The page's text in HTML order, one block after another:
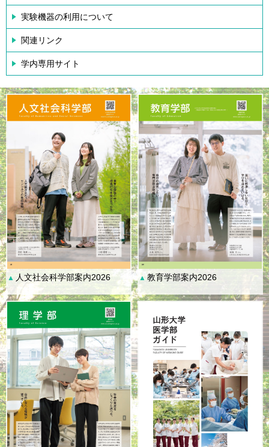
実験機器の利用について
関連リンク
学内専用サイト
▲ 人文社会科学部案内2026 ▲ 教育学部案内2026